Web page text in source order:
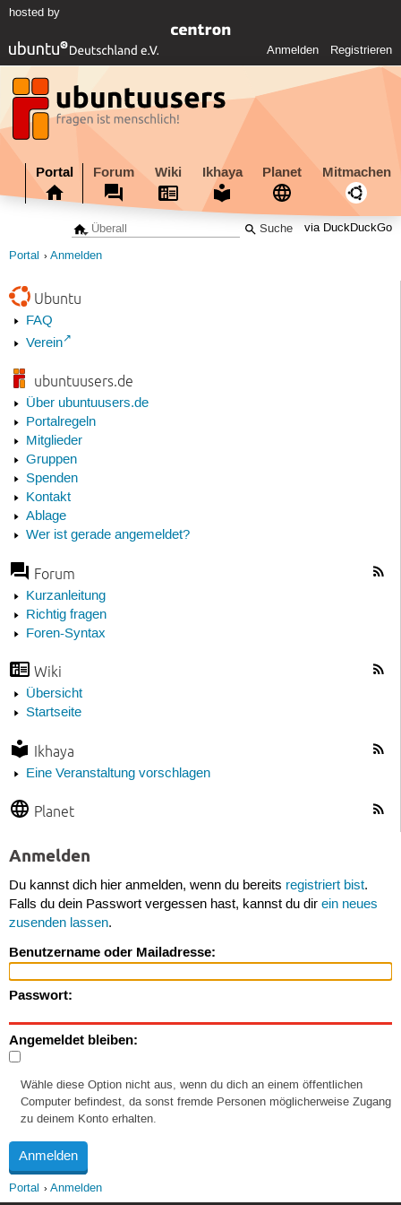
hosted by
Anmelden Registrieren
Portal Forum Wiki Ikhaya Planet Mitmachen
via DuckDuckGo
Portal Anmelden
Ubuntu
FAQ
Verein
ubuntuusers.de
Über ubuntuusers.de
Portalregeln
Mitglieder
Gruppen
Spenden
Kontakt
Ablage
Wer ist gerade angemeldet?
Forum
Kurzanleitung
Richtig fragen
Foren-Syntax
Wiki
Übersicht
Startseite
Ikhaya
Eine Veranstaltung vorschlagen
Planet
Anmelden
Du kannst dich hier anmelden, wenn du bereits registriert bist.
Falls du dein Passwort vergessen hast, kannst du dir ein neues
zusenden lassen.
Benutzername oder Mailadresse:
Passwort:
Angemeldet bleiben:
Wähle diese Option nicht aus, wenn du dich an einem öffentlichen
Computer befindest, da sonst fremde Personen möglicherweise Zugang
zu deinem Konto erhalten.
Portal Anmelden